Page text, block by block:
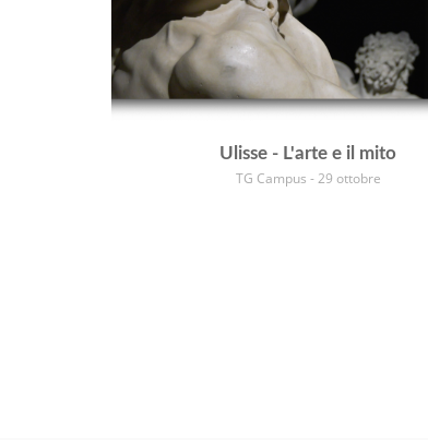
Ulisse - L'arte e il mito
TG Campus - 29 ottobre